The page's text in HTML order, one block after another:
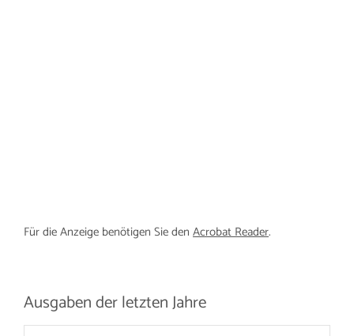
Für die Anzeige benötigen Sie den Acrobat Reader.
Ausgaben der letzten Jahre